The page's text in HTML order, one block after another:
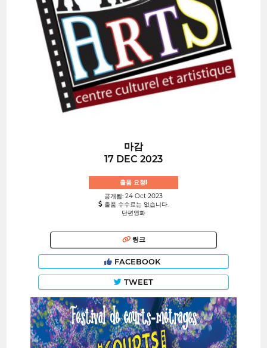
마감
17 DEC 2023
출품 요청!
공개됨: 24 Oct 2023
출품 수수료는 없습니다.
단편영화
링크
FACEBOOK
TWEET